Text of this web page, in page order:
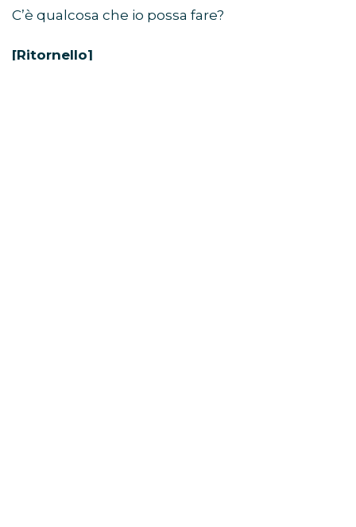
C’è qualcosa che io possa fare?
[Ritornello]